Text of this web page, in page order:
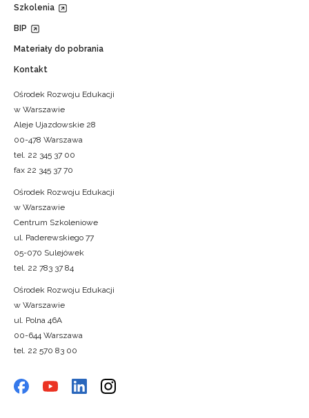
Szkolenia
BIP
Materiały do pobrania
Kontakt
Ośrodek Rozwoju Edukacji
w Warszawie
Aleje Ujazdowskie 28
00-478 Warszawa
tel. 22 345 37 00
fax 22 345 37 70
Ośrodek Rozwoju Edukacji
w Warszawie
Centrum Szkoleniowe
ul. Paderewskiego 77
05-070 Sulejówek
tel. 22 783 37 84
Ośrodek Rozwoju Edukacji
w Warszawie
ul. Polna 46A
00-644 Warszawa
tel. 22 570 83 00